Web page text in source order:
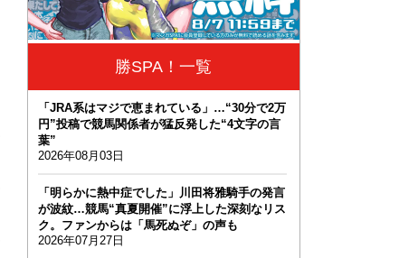
勝SPA！一覧
「JRA系はマジで恵まれている」…“30分で2万
円”投稿で競馬関係者が猛反発した“4文字の言
葉”
2026年08月03日
「明らかに熱中症でした」川田将雅騎手の発言
が波紋…競馬“真夏開催”に浮上した深刻なリス
ク。ファンからは「馬死ぬぞ」の声も
2026年07月27日